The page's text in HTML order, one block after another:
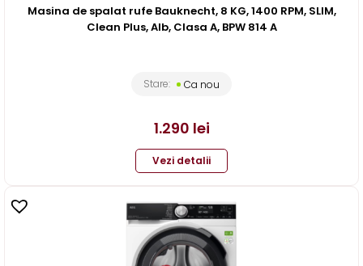
Masina de spalat rufe Bauknecht, 8 KG, 1400 RPM, SLIM,
Clean Plus, Alb, Clasa A, BPW 814 A
Stare: Ca nou
1.290 lei
Vezi detalii